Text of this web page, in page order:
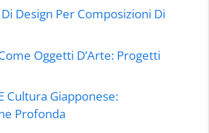
Design Per Composizioni Di
Oggetti D’Arte: Progetti
Cultura Giapponese:
Profonda